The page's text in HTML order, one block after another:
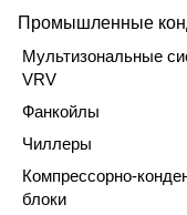
Промышленные
Мультизональные
VRV
Фанкойлы
Чиллеры
Компрессорно-
блоки